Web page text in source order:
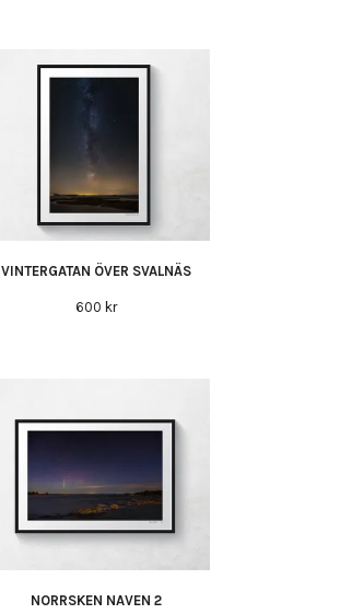
VINTERGATAN ÖVER SVALNÄS
600 kr
NORRSKEN NAVEN 2